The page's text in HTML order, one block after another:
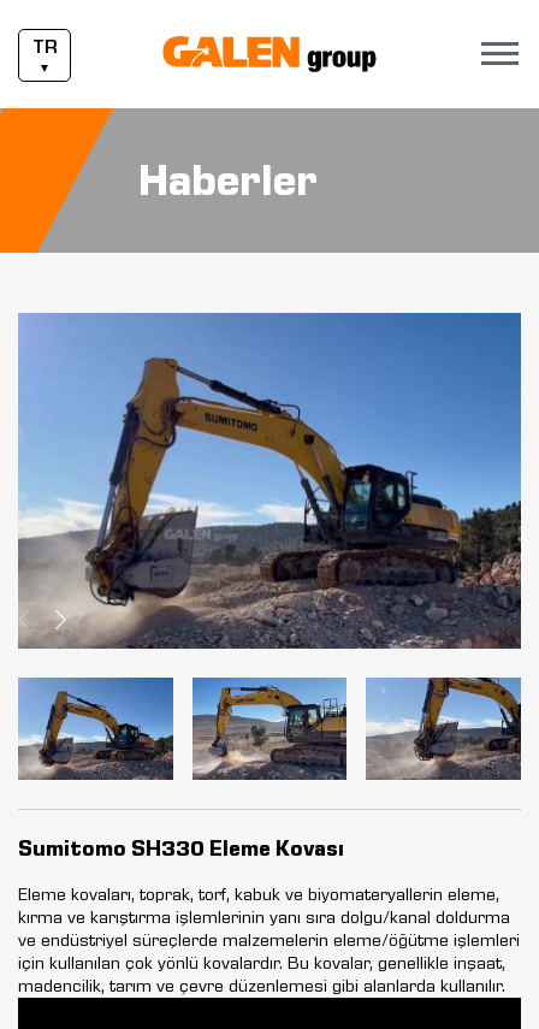
TR
▼
Haberler
Sumitomo SH330 Eleme Kovası
Eleme kovaları, toprak, torf, kabuk ve biyomateryallerin eleme,
kırma ve karıştırma işlemlerinin yanı sıra dolgu/kanal doldurma
ve endüstriyel süreçlerde malzemelerin eleme/öğütme işlemleri
için kullanılan çok yönlü kovalardır. Bu kovalar, genellikle inşaat,
madencilik, tarım ve çevre düzenlemesi gibi alanlarda kullanılır.